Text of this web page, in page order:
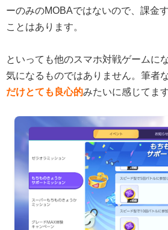
ーのみのMOBAではないので、課金
ことはあります。
といっても他のスマホ対戦ゲームに
気になるものではありません。筆者
だけとても良心的みたいに感じてま